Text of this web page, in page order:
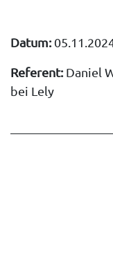
Datum:
Referent:Daniel
bei Lely